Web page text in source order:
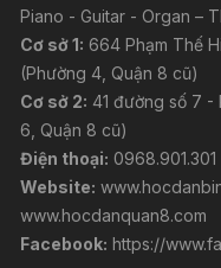
Piano - Guitar - Organ –
Cơ sở 1: 664 Phạm Thế
(Phường 4, Quận 8 cũ)
Cơ sở 2: 41 đường số 7 -
6, Quận 8 cũ)
Điện thoại:
Website:
www.hocdanquan8.com
Facebook: https://